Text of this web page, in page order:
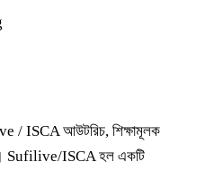
/ ISCA আউটরিচ, শিক্ষামূলক
Sufilive/ISCA হল একটি